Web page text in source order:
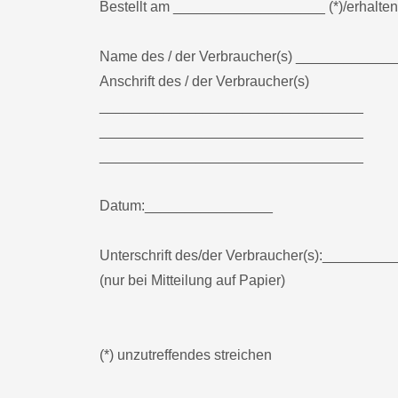
Bestellt am ___________________ (*)/
Name des / der Verbraucher(s)
Anschrift des / der Verbraucher(s)
Datum:________________
Unterschrift des/der
(nur bei Mitteilung auf Papier)
(*) unzutreffendes streichen